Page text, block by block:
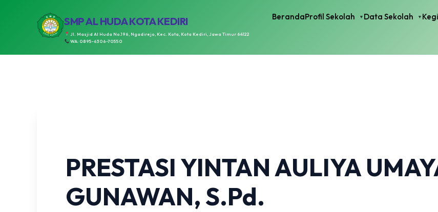
SMP AL HUDA KOTA KEDIRI
Jl. Masjid Al Huda No.196, Ngadirejo, Kec. Kota, Kota Kediri, Jawa Timur 64122
WA: 0895-6306-70550
BerandaProfil Sekolah Data Sekolah
PRESTASI YINTAN AULIYA
GUNAWAN, S.Pd.